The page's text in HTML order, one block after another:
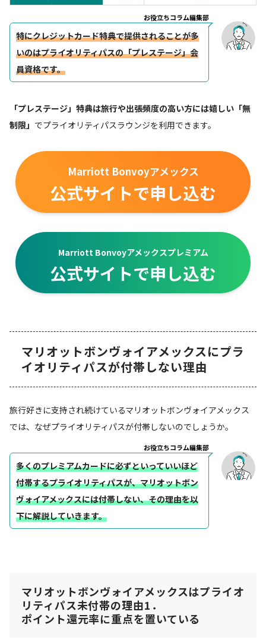
お役立ちコラム編集部
特にクレジットカード特典で提供されることが多
いのはプライオリティパスの「プレステージ」会
員資格です。
「プレステージ」特典は旅行や出張頻度の高い方には嬉しい「無
制限」 でプライオリティパスラウンジを利用できます。
Marriott Bonvoyアメックス
公式サイトで申し込む
Marriott Bonvoyアメックスプレミアム
公式サイトで申し込む
マリオットボンヴォイアメックスにプラ
イオリティパスが付帯しない理由
旅行好きに支持され続けているマリオットボンヴォイアメックス
では、なぜプライオリティパスが付帯しないのでしょうか。
お役立ちコラム編集部
多くのプレミアムカードに必ずといっていいほど
付帯するプライオリティパスが、マリオットボン
ヴォイアメックスには付帯しない、その理由を以
下に解説していきます。
マリオットボンヴォイアメックスはプライオ
リティパス未付帯の理由1．
ポイント還元率に重点を置いている